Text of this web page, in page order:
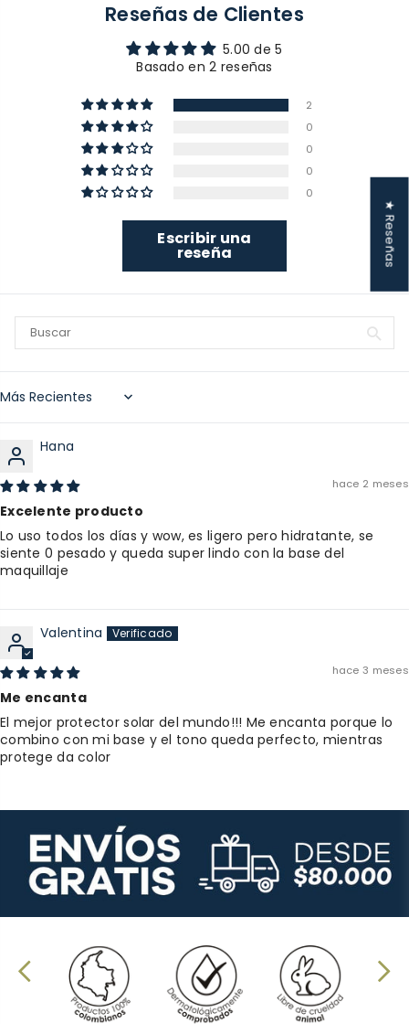
Reseñas de Clientes
5.00 de 5
Basado en 2 reseñas
2
0
0
0
0
Escribir una
reseña
Sort by
Hana
hace 2 meses
Excelente producto
Lo uso todos los días y wow, es ligero pero hidratante, se
siente 0 pesado y queda super lindo con la base del
maquillaje
Valentina
hace 3 meses
Me encanta
El mejor protector solar del mundo!!! Me encanta porque lo
combino con mi base y el tono queda perfecto, mientras
protege da color
★ Reseñas